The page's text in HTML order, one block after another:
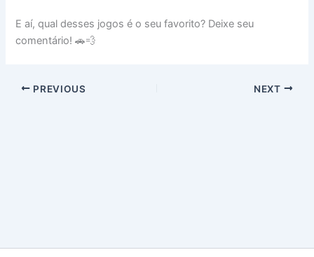
E aí, qual desses jogos é o seu favorito? Deixe seu
comentário! 🚗💨
PREVIOUS NEXT